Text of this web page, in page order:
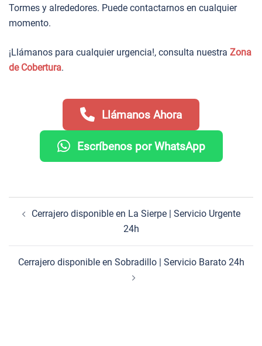
Tormes y alrededores. Puede contactarnos en cualquier
momento.
¡Llámanos para cualquier urgencia!, consulta nuestra Zona
de Cobertura.
Llámanos Ahora
Escríbenos por WhatsApp
de
Cerrajero disponible en La Sierpe | Servicio Urgente
24h
Cerrajero disponible en Sobradillo | Servicio Barato 24h